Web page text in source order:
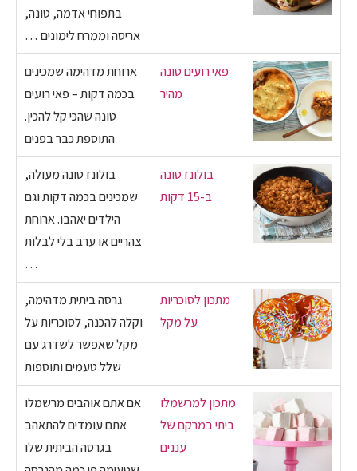
בתפוחי אדמה, טונה,
אריסה וממרח לימונים …
פאי רועים טונה
מהיר
ארוחת מדהימה שמכינים
בכמה דקות – פאי רועים
טונה שהכי קל להכין.
התוספת כבר בפנים
בולונז טונה
ב-15 דקות
בולונז טונה מעולה,
שמכינים בכמה דקות וגם
הילדים יאהבו. ארוחת
צהריים או ערב בלי לבלות
…
מתכון לסוכריות
על מקל
גרסה ביתית מדהימה,
וקלה להכנה, לסוכריות על
מקל שאפשר לשדרג עם
שלל טעמים ותוספות
מתכון למרשמלו
ביתי במרקם של
עננים
אם אתם אוהבים מרשמלו
אתם עומדים להתאהב
בגרסה הביתית שלו